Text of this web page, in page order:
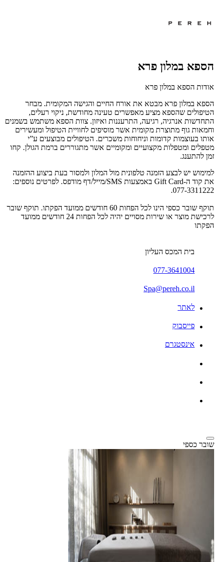
הספא במלון פרא
אודות הספא במלון פרא
הספא במלון פרא מבטא את אורח החיים והגישה המקומית. מבחר
הטיפולים שהספא מציע מאפשרים טעינה מחודשת, ניקוי רעלים,
התחדשות אנרגיה, רגיעה, התרעננות ואיזון. צוות הספא משתמש בשמנים
וחמאות גוף מתוצרת מקומית אשר מוסיפים לחוויית הטיפול ומעשירים
אותו בעוצמות קדומות וניחוחות משכרים. הטיפולים מבוצעים ע”י
מטפלים ומטפלות מקצועיים ומקומיים אשר מתגוררים ברמת הגולן. קחו
זמן להתענג.
למימוש יש לבצע הזמנה טלפונית מול המלון ולמסור בעת ביצוע ההזמנה
את קוד ה-Gift Card באמצעות SMS/מייל/דף מודפס. לפרטים נוספים:
077-3311222.
תוקף שובר כספי הינו לכל הפחות 60 חודשים ממועד הפקתו. תוקף שובר
לרכישת מוצר או שירות מסויים יהיה לכל הפחות 24 חודשים ממועד
הפקתו
בית המכס העליון
077-3641004
Spa@pereh.co.il
לאתר
פייסבוק
אינסטגרם
שובר כספי